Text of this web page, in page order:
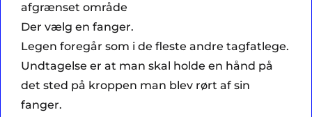
afgrænset område
Der vælg en fanger.
Legen foregår som i de fleste andre tagfatlege.
Undtagelse er at man skal holde en hånd på
det sted på kroppen man blev rørt af sin
fanger.